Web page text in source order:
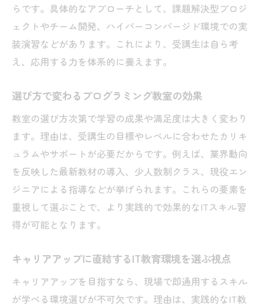
らです。具体的なアプローチとして、課題解決型プロジ
ェクトやチーム開発、ハイパーコンバージド環境での実
装演習などがあります。これにより、受講生は自ら考
え、応用する力を体系的に養えます。
選び方で変わるプログラミング教室の効果
教室の選び方次第で学習の成果や満足度は大きく変わり
ます。理由は、受講生の目標やレベルに合わせたカリキ
ュラムやサポートが必要だからです。例えば、業界動向
を反映した最新教材の導入、少人数制クラス、現役エン
ジニアによる指導などが挙げられます。これらの要素を
重視して選ぶことで、より実践的で効果的なITスキル習
得が可能となります。
キャリアアップに直結するIT教育環境を選ぶ視点
キャリアアップを目指すなら、現場で即通用するスキル
が学べる環境選びが不可欠です。理由は、実践的なIT教